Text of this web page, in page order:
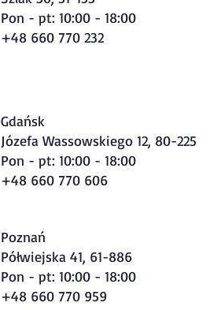
Pon - pt: 10:00 - 18:00
+48 660 770 232
Gdańsk
Józefa Wassowskiego 12, 80-225
Pon - pt: 10:00 - 18:00
+48 660 770 606
Poznań
Półwiejska 41, 61-886
Pon - pt: 10:00 - 18:00
+48 660 770 959